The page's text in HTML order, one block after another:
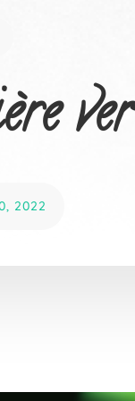
2022